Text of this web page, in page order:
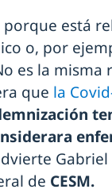
está
o, por
es la misma
que la
Gabriel
de CESM.